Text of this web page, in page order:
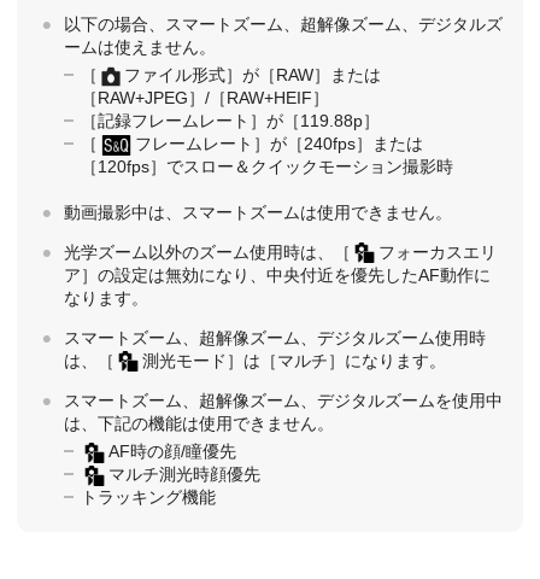
以下の場合、スマートズーム、超解像ズーム、デジタルズ
ームは使えません。
［
ファイル形式］が ［RAW］
または
［RAW+JPEG］ /［RAW+HEIF］
［記録フレームレート］ が［119.88p］
［
フレームレート］が ［240fps］
または
［120fps］ でスロー＆クイックモーション撮影時
動画撮影中は、スマートズームは使用できません。
光学ズーム以外のズーム使用時は、 ［
フォーカスエリ
ア］ の設定は無効になり、中央付近を優先したAF動作に
なります。
スマートズーム、超解像ズーム、デジタルズーム使用時
は、
［ 測光モード］ は ［マルチ］ になります。
スマートズーム、超解像ズーム、デジタルズームを使用中
は、下記の機能は使用できません。
AF時の顔/瞳優先
マルチ測光時顔優先
トラッキング機能